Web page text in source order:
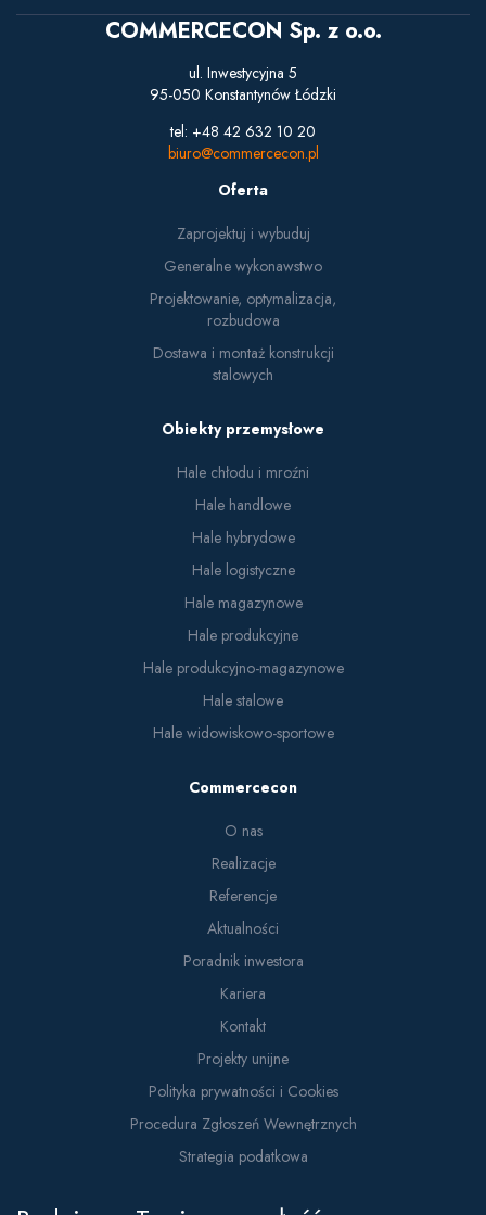
COMMERCECON Sp. z o.o.
ul. Inwestycyjna 5
95-050 Konstantynów Łódzki
tel: +48 42 632 10 20
biuro@commercecon.pl
Oferta
Zaprojektuj i wybuduj
Generalne wykonawstwo
Projektowanie, optymalizacja,
rozbudowa
Dostawa i montaż konstrukcji
stalowych
Obiekty przemysłowe
Hale chłodu i mroźni
Hale handlowe
Hale hybrydowe
Hale logistyczne
Hale magazynowe
Hale produkcyjne
Hale produkcyjno-magazynowe
Hale stalowe
Hale widowiskowo-sportowe
Commercecon
O nas
Realizacje
Referencje
Aktualności
Poradnik inwestora
Kariera
Kontakt
Projekty unijne
Polityka prywatności i Cookies
Procedura Zgłoszeń Wewnętrznych
Strategia podatkowa